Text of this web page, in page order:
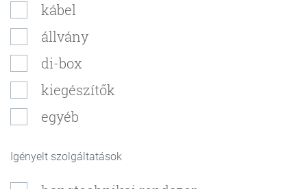
kábel
állvány
di-box
kiegészítők
egyéb
Igényelt szolgáltatások